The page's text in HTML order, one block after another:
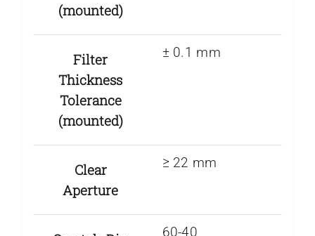
(mounted)
Filter
Thickness
Tolerance
(mounted)
± 0.1 mm
Clear
Aperture
≥ 22 mm
60-40